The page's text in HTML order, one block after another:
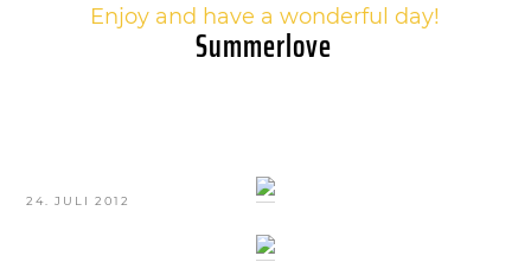
Enjoy and have a wonderful day!
VERÖFFENTLICHT
24. JULI 2012
Summerlove